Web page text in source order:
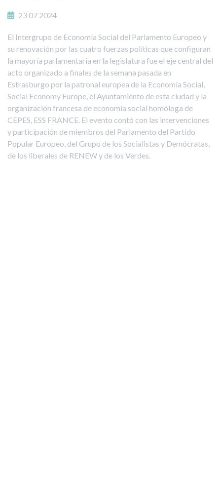
23 07 2024
El Intergrupo de Economía Social del Parlamento Europeo y
su renovación por las cuatro fuerzas políticas que configuran
la mayoría parlamentaria en la legislatura fue el eje central del
acto organizado a finales de la semana pasada en
Estrasburgo por la patronal europea de la Economía Social,
Social Economy Europe, el Ayuntamiento de esta ciudad y la
organización francesa de economía social homóloga de
CEPES, ESS FRANCE. El evento contó con las intervenciones
y participación de miembros del Parlamento del Partido
Popular Europeo, del Grupo de los Socialistas y Demócratas,
de los liberales de RENEW y de los Verdes.